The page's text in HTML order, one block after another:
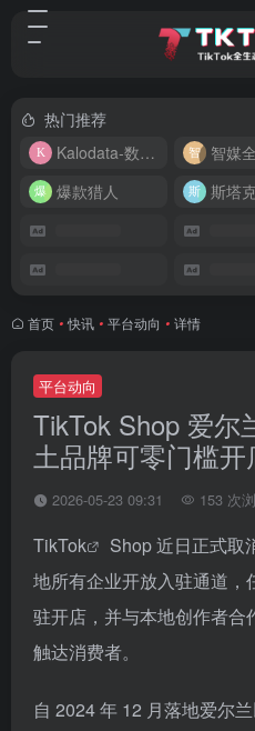
热门推荐
Kalodata-数据分析平台
爆款猎人
斯塔
首页 • 快讯 • 平台动向 • 详情
平台动向
TikTok Shop 爱尔
土品牌可零门槛开
2026-05-23 09:31 153 次
TikTok
Shop 近日正式取
地所有企业开放入驻通道，
驻开店，并与本地创作者
触达消费者。
自 2024 年 12 月落地爱尔